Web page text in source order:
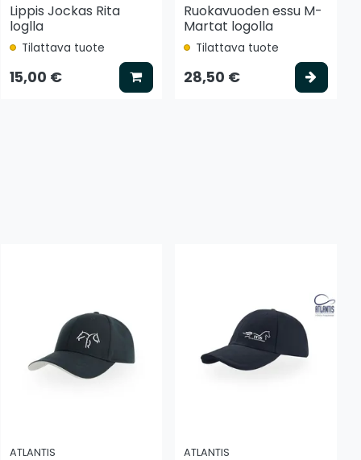
vaihtoehto
Lippis Jockas Rita
loglla
Tilattava tuote
15,00 € Lisää koriin
Ruokavuoden essu M-
Martat logolla
Tilattava tuote
28,50 €
ATLANTIS ATLANTIS